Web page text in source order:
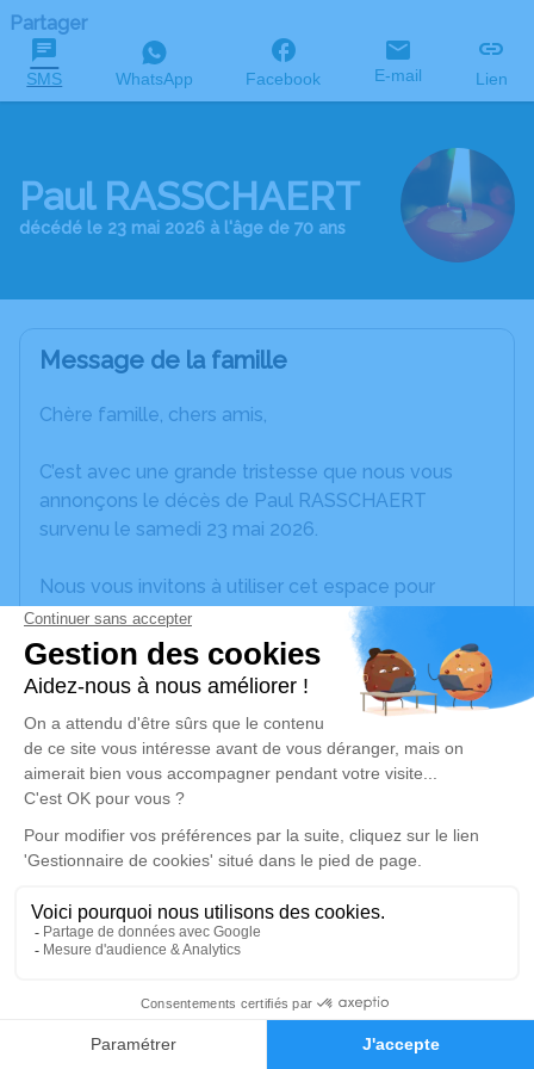
Faire-part Hommages
Partager
SMS WhatsApp Facebook E-mail Lien
Paul RASSCHAERT
décédé le 23 mai 2026 à l'âge de 70 ans
Message de la famille
Chère famille, chers amis,
C’est avec une grande tristesse que nous vous
annonçons le décès de Paul RASSCHAERT
survenu le samedi 23 mai 2026.
Nous vous invitons à utiliser cet espace pour
laisser vos condoléances, partager des photos
souvenirs, une anecdote ou exprimer vos pensées
à travers des poèmes ou des textes. Cet endroit
est un lieu d'expression dédié à honorer la
mémoire de Paul RASSCHAERT.
Cérémonie civile
jeudi 11 juin 2026 à 10h30
Crématorium de Perpignan
699, rue Louis Mouillard
Je rends hommage